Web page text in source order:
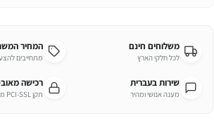
משלוחים חינם
לכל חלקי הארץ
המחיר
מתחייבים
שירות בעברית
מענה אנושי ומהיר
רכישה
תקן PCI-SSL מחמיר